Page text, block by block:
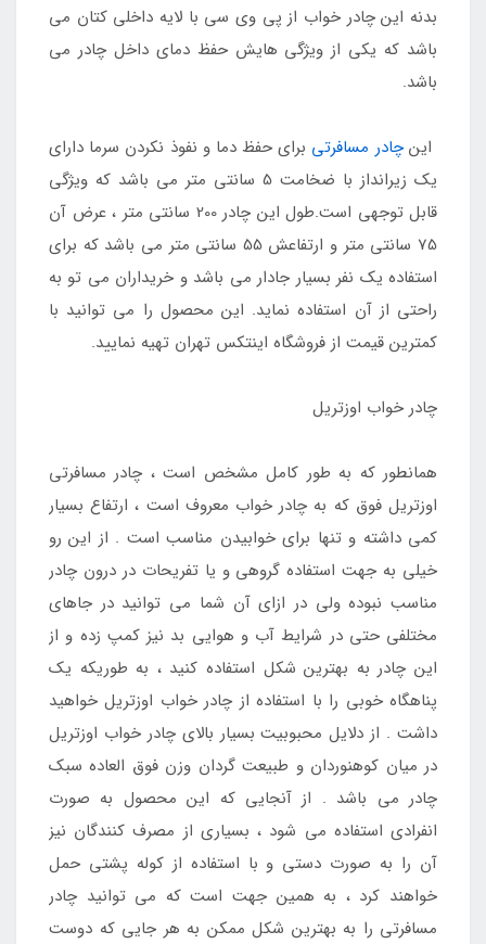
بدنه این چادر خواب از پی وی سی با لایه داخلی کتان می
باشد که یکی از ویژگی هایش حفظ دمای داخل چادر می
باشد.
اینچادر مسافرتی برای حفظ دما و نفوذ نکردن سرما دارای
یک زیرانداز با ضخامت 5 سانتی متر می باشد که ویژگی
قابل توجهی است.طول این چادر 200 سانتی متر ، عرض آن
75 سانتی متر و ارتفاعش 55 سانتی متر می باشد که برای
استفاده یک نفر بسیار جادار می باشد و خریداران می تو به
راحتی از آن استفاده نماید. این محصول را می توانید با
کمترین قیمت از فروشگاه اینتکس تهران تهیه نمایید.
چادر خواب اوزتریل
همانطور که به طور کامل مشخص است ، چادر مسافرتی
اوزتریل فوق که به چادر خواب معروف است ، ارتفاع بسیار
کمی داشته و تنها برای خوابیدن مناسب است . از این رو
خیلی به جهت استفاده گروهی و یا تفریحات در درون چادر
مناسب نبوده ولی در ازای آن شما می توانید در جاهای
مختلفی حتی در شرایط آب و هوایی بد نیز کمپ زده و از
این چادر به بهترین شکل استفاده کنید ، به طوریکه یک
پناهگاه خوبی را با استفاده از چادر خواب اوزتریل خواهید
داشت . از دلایل محبوبیت بسیار بالای چادر خواب اوزتریل
در میان کوهنوردان و طبیعت گردان وزن فوق العاده سبک
چادر می باشد . از آنجایی که این محصول به صورت
انفرادی استفاده می شود ، بسیاری از مصرف کنندگان نیز
آن را به صورت دستی و با استفاده از کوله پشتی حمل
خواهند کرد ، به همین جهت است که می توانید چادر
مسافرتی را به بهترین شکل ممکن به هر جایی که دوست